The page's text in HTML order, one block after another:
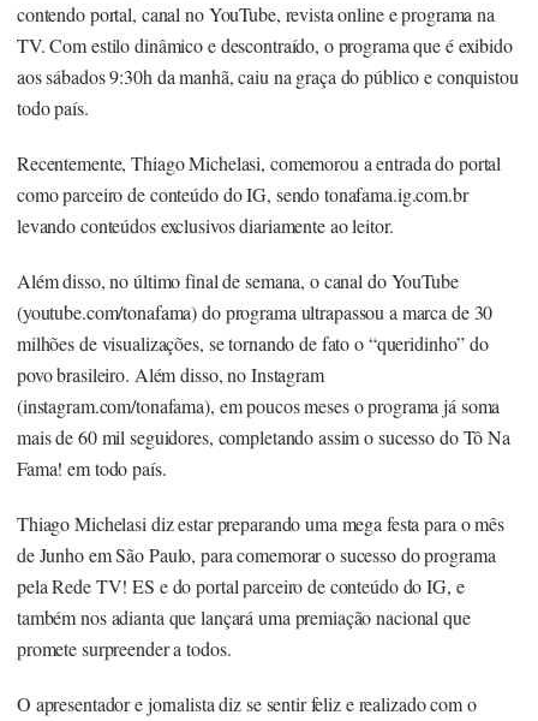
contendo portal, canal no YouTube, revista online e programa na
TV. Com estilo dinâmico e descontraído, o programa que é exibido
aos sábados 9:30h da manhã, caiu na graça do público e conquistou
todo país.
Recentemente, Thiago Michelasi, comemorou a entrada do portal
como parceiro de conteúdo do IG, sendo tonafama.ig.com.br
levando conteúdos exclusivos diariamente ao leitor.
Além disso, no último final de semana, o canal do YouTube
(youtube.com/tonafama) do programa ultrapassou a marca de 30
milhões de visualizações, se tornando de fato o “queridinho” do
povo brasileiro. Além disso, no Instagram
(instagram.com/tonafama), em poucos meses o programa já soma
mais de 60 mil seguidores, completando assim o sucesso do Tô Na
Fama! em todo país.
Thiago Michelasi diz estar preparando uma mega festa para o mês
de Junho em São Paulo, para comemorar o sucesso do programa
pela Rede TV! ES e do portal parceiro de conteúdo do IG, e
também nos adianta que lançará uma premiação nacional que
promete surpreender a todos.
O apresentador e jornalista diz se sentir feliz e realizado com o